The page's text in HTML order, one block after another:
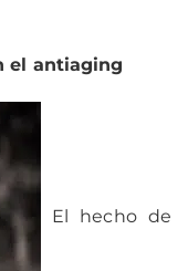
el antiaging
El hecho de